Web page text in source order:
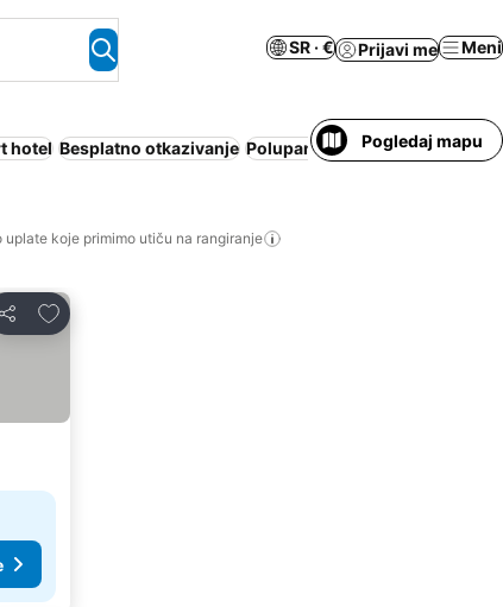
SR · € Prijavi me Meni
hotel Besplatno otkazivanje Polupansion Cela kuća/
Pogledaj mapu
uplate koje primimo utiču na rangiranje
Deli
Dodati u favorite